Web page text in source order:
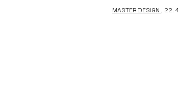
MASTER DESIGN , 22.